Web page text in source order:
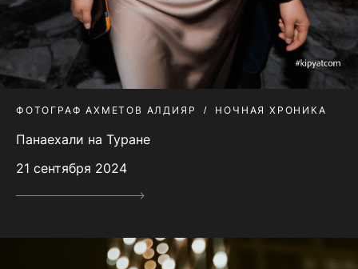
ФОТОГРАФ АХМЕТОВ АЛДИЯР НОЧНАЯ ХРОНИКА
Панаехали на Туране
21 сентября 2024